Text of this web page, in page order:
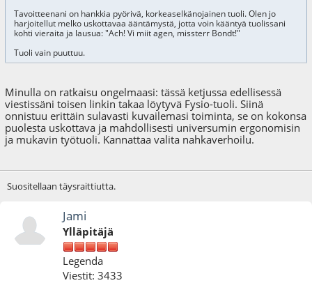
Tavoitteenani on hankkia pyörivä, korkeaselkänojainen tuoli. Olen jo
harjoitellut melko uskottavaa ääntämystä, jotta voin kääntyä tuolissani
kohti vieraita ja lausua: "Ach! Vi miit agen, missterr Bondt!"
Tuoli vain puuttuu.
Minulla on ratkaisu ongelmaasi: tässä ketjussa edellisessä
viestissäni toisen linkin takaa löytyvä Fysio-tuoli. Siinä
onnistuu erittäin sulavasti kuvailemasi toiminta, se on kokonsa
puolesta uskottava ja mahdollisesti universumin ergonomisin
ja mukavin työtuoli. Kannattaa valita nahkaverhoilu.
Suositellaan täysraittiutta.
Jami
Ylläpitäjä
Legenda
Viestit: 3433